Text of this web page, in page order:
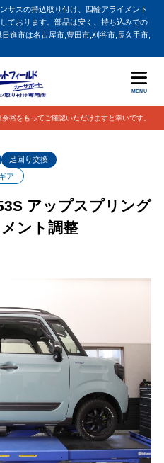
サスの持込取り付け、四輪アライメント
ております。部品は安く、持ち込みでの
進市は名古屋市,豊田市,刈谷市,長久手市,
MENU
裕をもってご確認いただけますと幸いです。
足回り交換
ア
アップスプリング
ント調整